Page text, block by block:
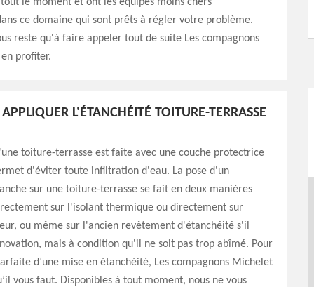
ce domaine qui sont prêts à régler votre problème.
reste qu'à faire appeler tout de suite Les compagnons
profiter.
L'ÉTANCHÉITÉ TOITURE-TERRASSE
toiture-terrasse est faite avec une couche protectrice
d'éviter toute infiltration d'eau. La pose d'un
sur une toiture-terrasse se fait en deux manières
sur l'isolant thermique ou directement sur
ou même sur l'ancien revêtement d'étanchéité s'il
mais à condition qu'il ne soit pas trop abîmé. Pour
d’une mise en étanchéité, Les compagnons Michelet
vous faut. Disponibles à tout moment, nous ne vous